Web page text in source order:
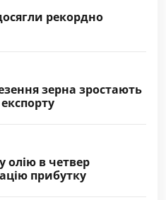
рекордно
зерна зростають
олію в четвер
прибутку